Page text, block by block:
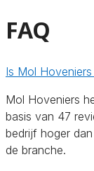
FAQ
Is Mol
Mol Hoveniers
basis van 47
bedrijf hoger
de branche.